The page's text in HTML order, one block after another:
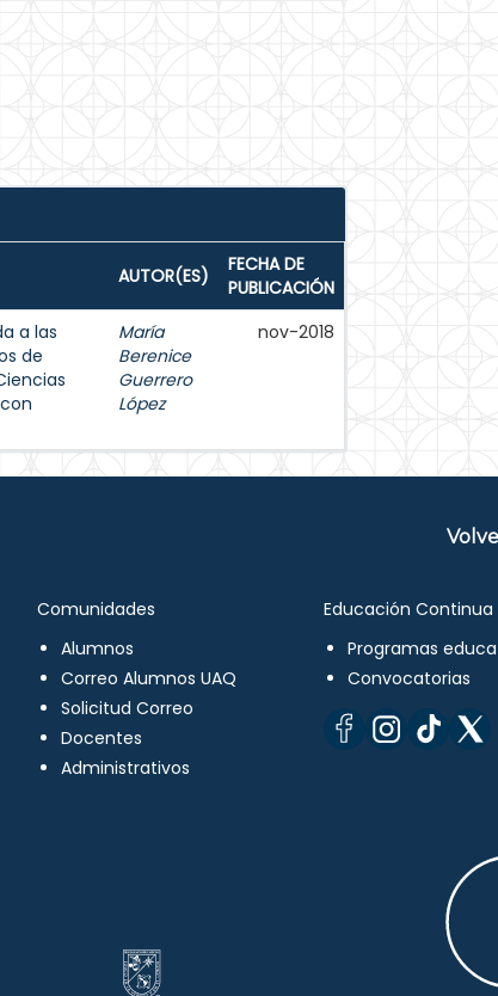
AUTOR(ES)
FECHA DE
PUBLICACIÓN
a las
de
María
Berenice
Guerrero
López
nov-2018
Comunidades
Alumnos
Correo Alumnos UAQ
Solicitud Correo
Docentes
Administrativos
Educación Continua
Programas
Convocatorias